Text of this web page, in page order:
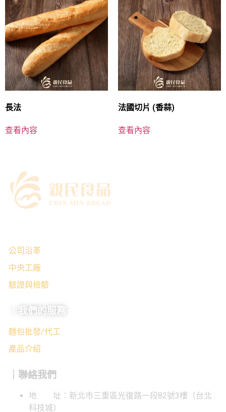
長法
查看內容
法國切片 (香蒜)
查看內容
公司沿革
中央工廠
驗證與檢驗
｜我們的服務
麵包批發/代工
產品介紹
｜聯絡我們
地 址：新北市三重區光復路一段82號3樓（台北
科技城）